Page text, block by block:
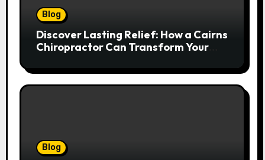
Blog
Discover Lasting Relief: How a Cairns
Chiropractor Can Transform Your
Blog